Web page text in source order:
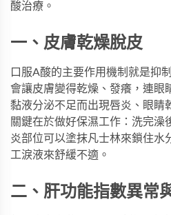
酸治療。
一、皮膚乾燥脫皮
口服A酸的主要作用機制就是抑
會讓皮膚變得乾燥、發癢，連眼
黏液分泌不足而出現唇炎、眼睛
關鍵在於做好保濕工作：洗完澡
炎部位可以塗抹凡士林來鎖住水
工淚液來舒緩不適。
二、肝功能指數異常